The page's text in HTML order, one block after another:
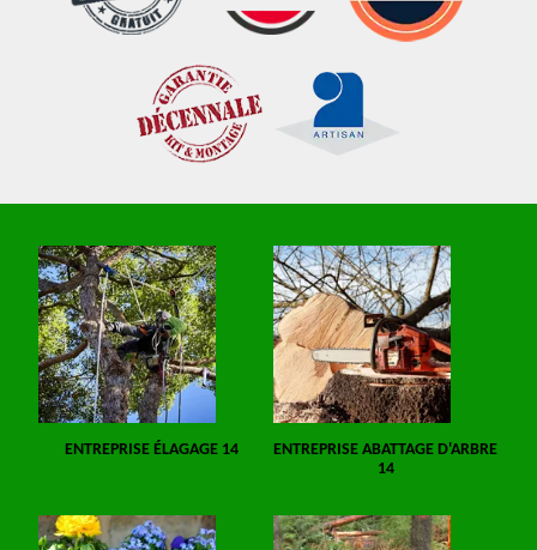
ENTREPRISE ÉLAGAGE 14
ENTREPRISE ABATTAGE D'ARBRE
14